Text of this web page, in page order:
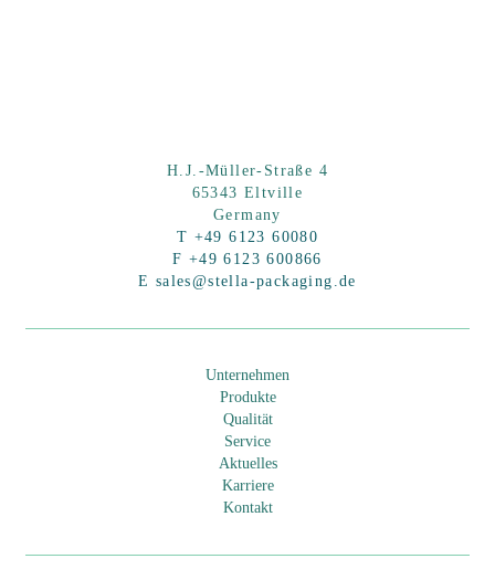
H.J.-Müller-Straße 4
65343 Eltville
Germany
T +49 6123 60080
F +49 6123 600866
E sales@stella-packaging.de
Unternehmen
Produkte
Qualität
Service
Aktuelles
Karriere
Kontakt